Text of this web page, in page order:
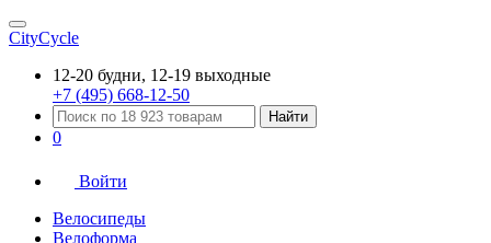
CityCycle
12-20 будни, 12-19 выходные
+7 (495) 668-12-50
Найти
0
Войти
Велосипеды
Велоформа